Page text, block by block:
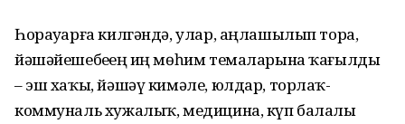
Һорауҙарға килгәндә, улар, аңлашылып тора,
йәшәйешебеҙҙең иң мөһим темаларына ҡағылды
– эш хаҡы, йәшәү кимәле, юлдар, торлаҡ-
коммуналь хужалыҡ, медицина, күп балалы